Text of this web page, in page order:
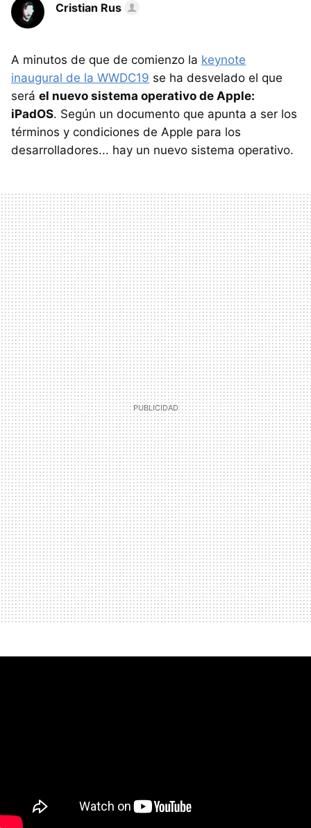
Cristian Rus
A minutos de que de comienzo la keynote
inaugural de la WWDC19 se ha desvelado el que
será el nuevo sistema operativo de Apple:
iPadOS. Según un documento que apunta a ser los
términos y condiciones de Apple para los
desarrolladores... hay un nuevo sistema operativo.